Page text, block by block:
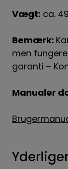
Vægt: ca.
Bemærk:
men
garanti –
Manualer